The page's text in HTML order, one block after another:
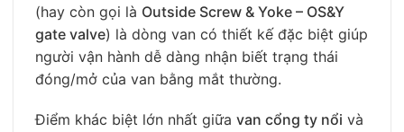
(hay còn gọi là Outside Screw & Yoke – OS&Y
gate valve) là dòng van có thiết kế đặc biệt giúp
người vận hành dễ dàng nhận biết trạng thái
đóng/mở của van bằng mắt thường.
Điểm khác biệt lớn nhất giữa van cổng ty nổi và